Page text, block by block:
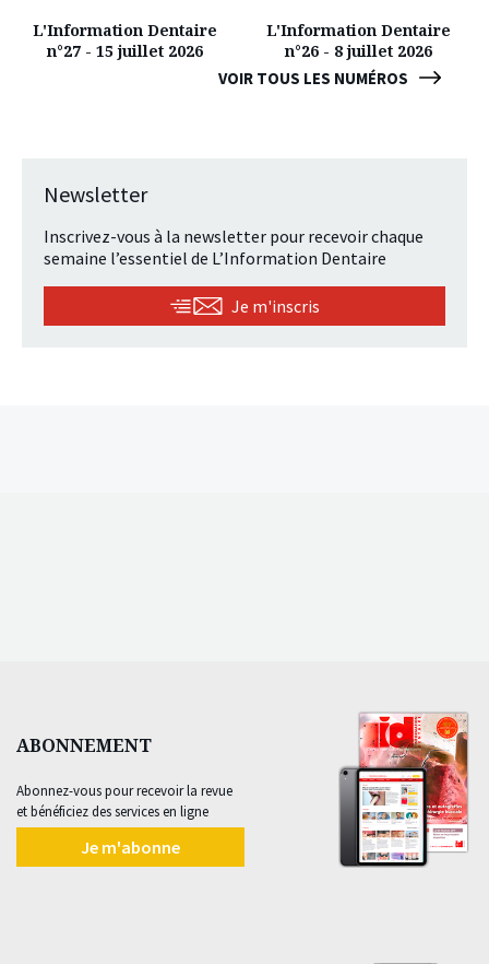
VOIR TOUS LES NUMÉROS
L'Information Dentaire
n°27 - 15 juillet 2026
L'Information Dentaire
n°26 - 8 juillet 2026
Newsletter
Inscrivez-vous à la newsletter pour recevoir chaque
semaine l’essentiel de L’Information Dentaire
Je m'inscris
ABONNEMENT
Abonnez-vous pour recevoir la revue
et bénéficiez des services en ligne
Je m'abonne